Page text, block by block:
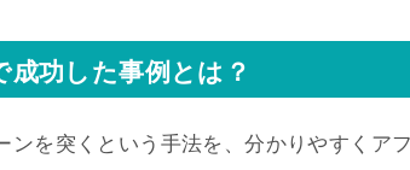
功した事例とは？
ンを突くという手法を、分かりやすくア